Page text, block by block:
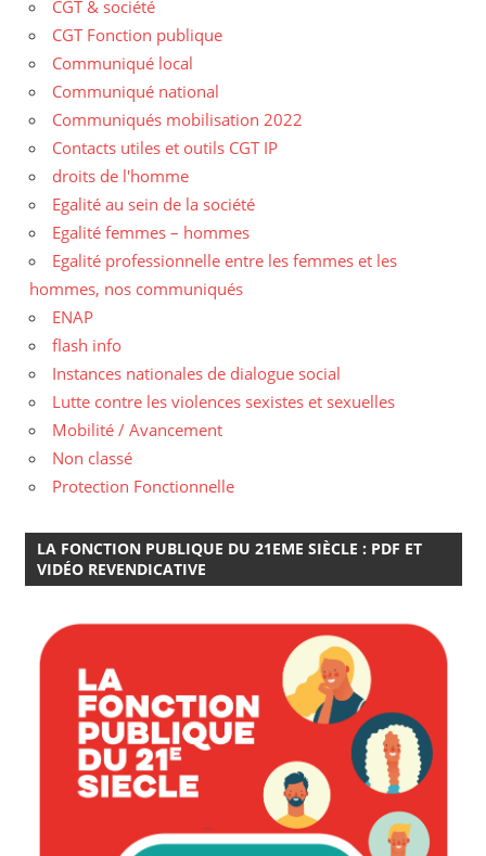
CGT & société
CGT Fonction publique
Communiqué local
Communiqué national
Communiqués mobilisation 2022
Contacts utiles et outils CGT IP
droits de l'homme
Egalité au sein de la société
Egalité femmes – hommes
Egalité professionnelle entre les femmes et les
hommes, nos communiqués
ENAP
flash info
Instances nationales de dialogue social
Lutte contre les violences sexistes et sexuelles
Mobilité / Avancement
Non classé
Protection Fonctionnelle
LA FONCTION PUBLIQUE DU 21EME SIÈCLE : PDF ET
VIDÉO REVENDICATIVE